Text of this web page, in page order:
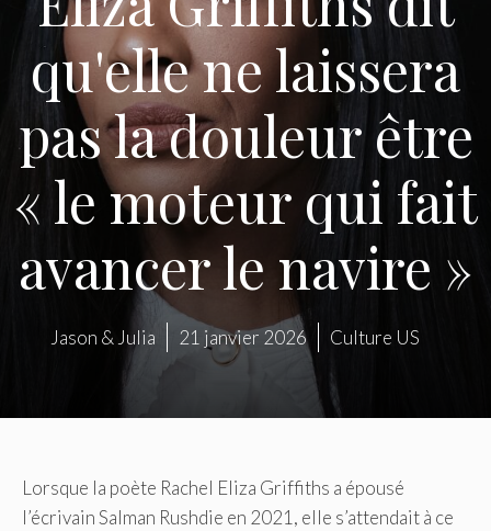
qu'elle ne laissera
pas la douleur être
« le moteur qui fait
avancer le navire »
Jason & Julia 21 janvier 2026 Culture US
Lorsque la poète Rachel Eliza Griffiths a épousé
l’écrivain Salman Rushdie en 2021, elle s’attendait à ce